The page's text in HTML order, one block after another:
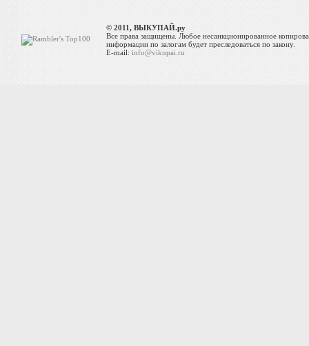
© 2011, ВЫКУПАЙ.ру
Все права защищены. Любое несанкционированное
информации по залогам будет преследоваться по закону.
E-mail:info@vikupai.ru